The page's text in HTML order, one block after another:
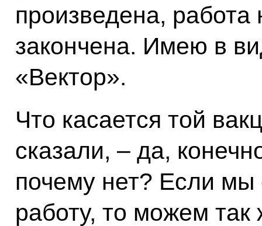
произведена,
закончена. Имею в
«Вектор».
Что касается той
сказали, – да,
почему нет? Если мы
работу, то можем так